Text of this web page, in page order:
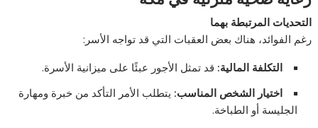
التحديات المرتبطة بهما
رغم الفوائد، هناك بعض العقبات التي قد تواجه الأسر:
التكلفة المالية: قد تمثل الأجور عبئًا على ميزانية الأسرة.
اختيار الشخص المناسب: يتطلب الأمر التأكد من خبرة ومهارة
الجليسة أو الطباخة.